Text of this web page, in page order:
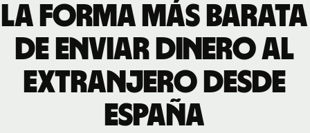
La forma más barata
de enviar dinero al
extranjero desde
España